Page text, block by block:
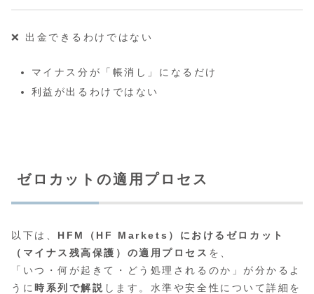
❌ 出金できるわけではない
マイナス分が「帳消し」になるだけ
利益が出るわけではない
ゼロカットの適用プロセス
以下は、 HFM（HF Markets）におけるゼロカット
（マイナス残高保護）の適用プロセス を、
「いつ・何が起きて・どう処理されるのか」が分かるよ
うに 時系列で解説 します。水準や安全性について詳細を